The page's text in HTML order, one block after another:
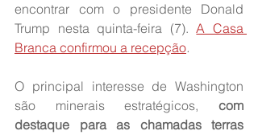
encontrar com o presidente Donald
Trump nesta quinta-feira (7). A Casa
Branca confirmou a recepção.
O principal interesse de Washington
são minerais estratégicos, com
destaque para as chamadas terras